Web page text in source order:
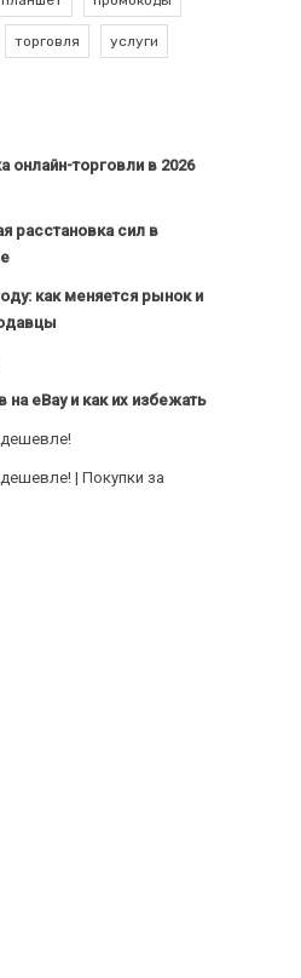
торговля услуги
онлайн-торговли в 2026
расстановка сил в
как меняется рынок и
eBay и как их избежать
дешевле!
| Покупки за